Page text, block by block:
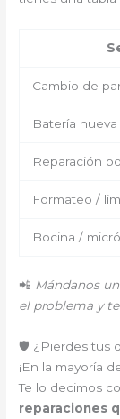
Cambio de
Batería nueva
Reparación
Formateo /
Bocina /
📲 Mándanos
el problema y
🛡️ ¿Pierdes tus
¡En la mayoría
Te lo decimos
reparaciones